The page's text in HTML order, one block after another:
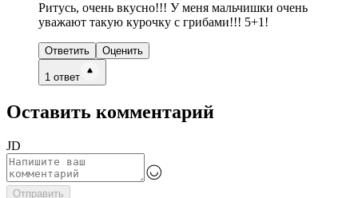
Ритусь, очень вкусно!!! У меня мальчишки очень
уважают такую курочку с грибами!!! 5+1!
Ответить Оценить
1 ответ
Оставить комментарий
JD
Отправить